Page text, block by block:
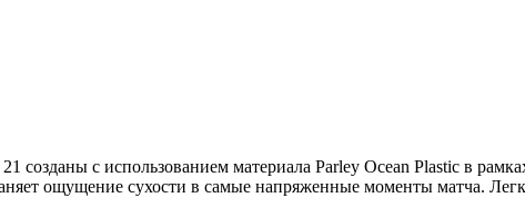
с использованием материала Parley Ocean Plastic в
ощущение сухости в самые напряженные моменты матча.